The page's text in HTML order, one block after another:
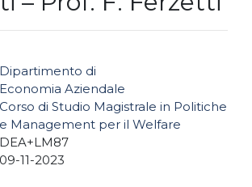
Dipartimento di
Economia Aziendale
Corso di Studio Magistrale in Politiche
e Management per il Welfare
DEA+LM87
09-11-2023